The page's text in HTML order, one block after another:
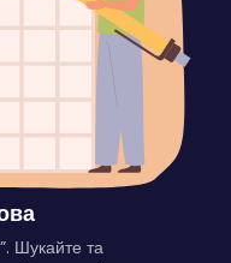
Шукайте та